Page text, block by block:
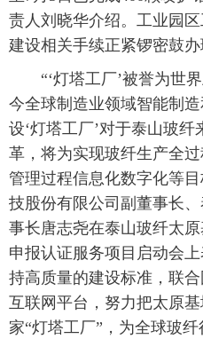
责人刘晓华介绍。工业园
建设相关手续正紧锣密鼓办
“‘灯塔工厂’被誉为世界
今全球制造业领域智能制
设‘灯塔工厂’对于泰山玻
革，将为实现玻纤生产全过
管理过程信息化数字化等
技股份有限公司副董事长
事长唐志尧在泰山玻纤太
申报认证服务项目启动会
持高质量的建设标准，联
互联网平台，努力把太原
家“灯塔工厂”，为全球玻